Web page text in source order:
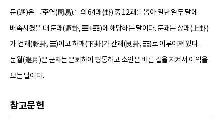
둔(遯)은 『주역(周易)』의 64괘(卦) 중 12괘를 뽑아 일년 열두 달에
배속시켰을 때 둔괘(遯卦, ☰+☶)에 해당하는 달이다. 둔괘는 상괘(上卦)
가 건괘(乾卦, ☰)이고 하괘(下卦)가 간괘(艮卦, ☶)로 이루어져 있다.
둔월(遯月)은 군자는 은퇴하여 형통하고 소인은 바른 길을 지켜서 이익을
보는 달이다.
참고문헌